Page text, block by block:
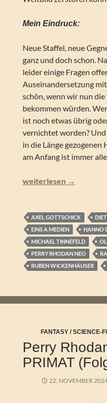
Mein Eindruck:
Neue Staffel, neue
ganz und doch schon.
leider einige Fragen
Auseinandersetzung
schön, wenn wir nun
bekommen würden.
ist noch etwas übrig
vernichtet worden?
in die Länge
am Anfang ist immer
Perry Rhodan NEO –
weiterlesen →
AXEL GOTTSCHICK
EINS A MEDIEN
HANNO
MICHAEL TINNEFELD
PERRY RHODAN NEO
RUBEN WICKENHÄUSER
FANTASY / SCIENCE-
Perry
PRIMAT
22. NOVEMBER